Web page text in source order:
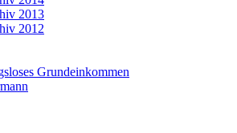
2013
2012
Grundeinkommen